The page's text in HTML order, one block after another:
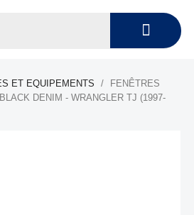
ET EQUIPEMENTS
FENÊTRES
DENIM - WRANGLER TJ (1997-